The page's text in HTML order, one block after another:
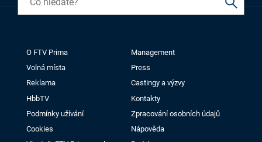
O FTV Prima
Management
Volná místa
Press
Reklama
Castingy a výzvy
HbbTV
Kontakty
Podmínky užívání
Zpracování osobních údajů
Cookies
Nápověda